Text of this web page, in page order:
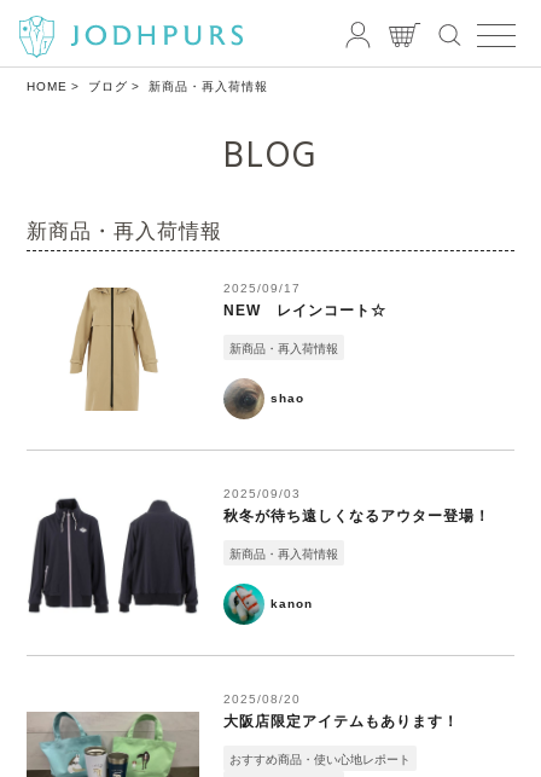
HOME ブログ 新商品・再入荷情報
BLOG
新商品・再入荷情報
2025/09/17
NEW レインコート☆
shao
新商品・再入荷情報
2025/09/03
秋冬が待ち遠しくなるアウター登場！
kanon
新商品・再入荷情報
2025/08/20
大阪店限定アイテムもあります！
おすすめ商品・使い心地レポート